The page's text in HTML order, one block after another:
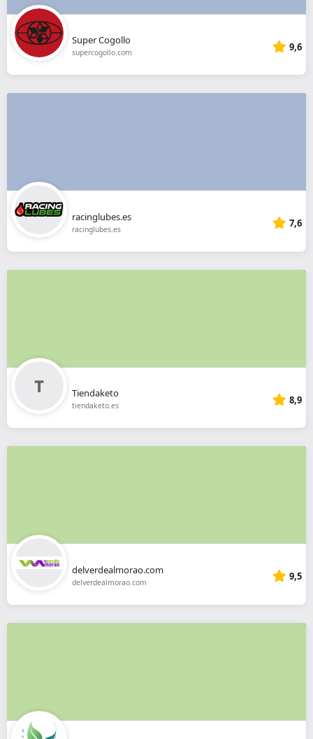
Super Cogollo
supercogollo.com 9,6
racinglubes.es
racinglubes.es 7,6
Tiendaketo
tiendaketo.es 8,9
delverdealmorao.com
delverdealmorao.com 9,5